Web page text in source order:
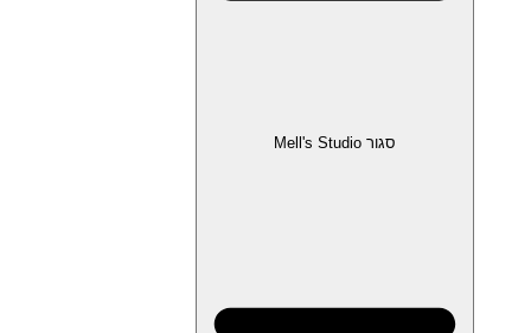
סגור Mell's Studio